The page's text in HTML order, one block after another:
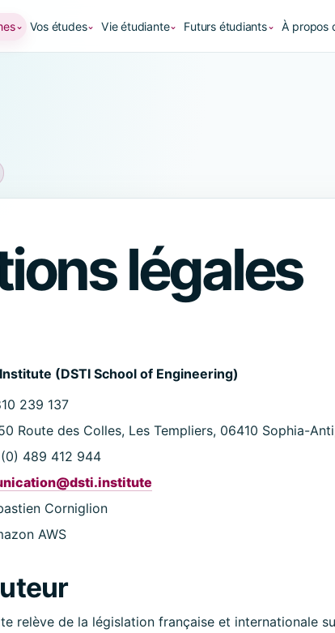
⌄ Vos études⌄ Vie étudiante⌄ Futurs étudiants⌄ À propos
légales
(DSTI School of Engineering)
239 137
Route des Colles, Les Templiers, 06410 Sophia-
489 412 944
Corniglion
AWS
relève de la législation française et internationale